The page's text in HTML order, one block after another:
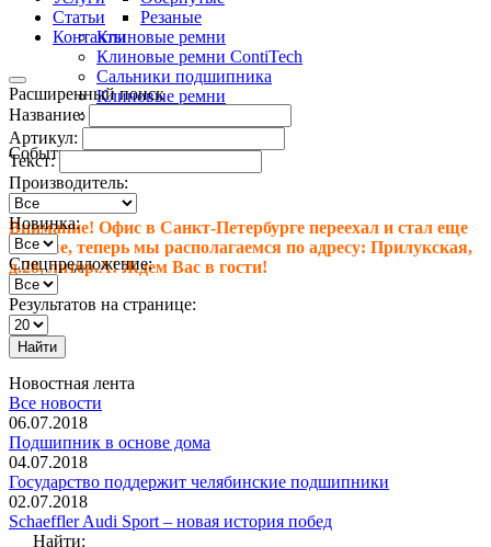
Резаные
Клиновые ремни
Клиновые ремни ContiTech
Сальники подшипника
Клиновые ремни
События
Внимание! Офис в Санкт-Петербурге переехал и стал еще
больше, теперь мы располагаемся по адресу: Прилукская,
д.28, литер.А! Ждем Вас в гости!
Новостная лента
Все новости
06.07.2018
Подшипник в основе дома
04.07.2018
Государство поддержит челябинские подшипники
02.07.2018
Schaeffler Audi Sport – новая история побед
Найти:
Статьи
Контакты
Расширенный поиск
Название:
Артикул:
Текст:
Производитель:
Новинка:
Спецпредложение:
Результатов на странице:
Найти